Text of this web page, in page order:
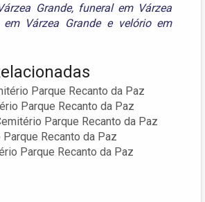
Grande, funeral em Várzea
Várzea Grandee velório em
Parque Recanto da Paz
Parque Recanto da Paz
Parque Recanto da Paz
Recanto da Paz
Parque Recanto da Paz